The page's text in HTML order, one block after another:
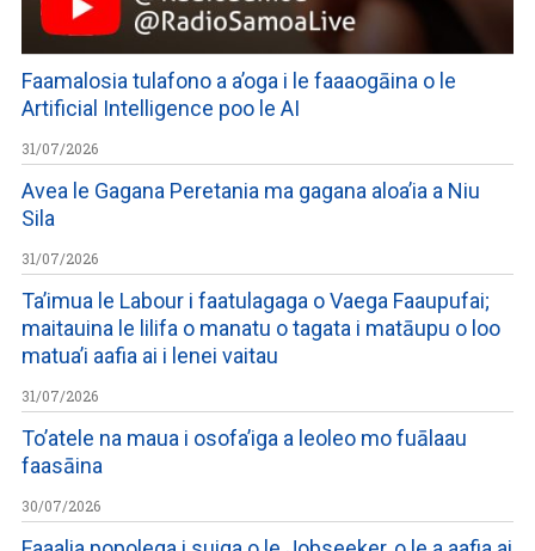
Faamalosia tulafono a a’oga i le faaaogāina o le
Artificial Intelligence poo le AI
31/07/2026
Avea le Gagana Peretania ma gagana aloa’ia a Niu
Sila
31/07/2026
Ta’imua le Labour i faatulagaga o Vaega Faaupufai;
maitauina le lilifa o manatu o tagata i matāupu o loo
matua’i aafia ai i lenei vaitau
31/07/2026
To’atele na maua i osofa’iga a leoleo mo fuālaau
faasāina
30/07/2026